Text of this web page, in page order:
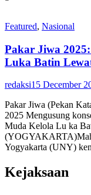
Featured, Nasional
Pakar Jiwa
Luka Batin
redaksi15 December
Pakar Jiwa (Pekan
2025 Mengusung
Muda Kelola Lu ka
Yogyakarta (UNY)
Kejaksaan